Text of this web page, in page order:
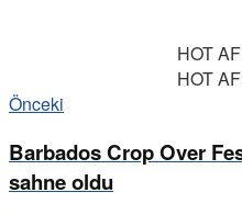
HOT
HOT
Önceki
Barbados Crop Over
sahne oldu